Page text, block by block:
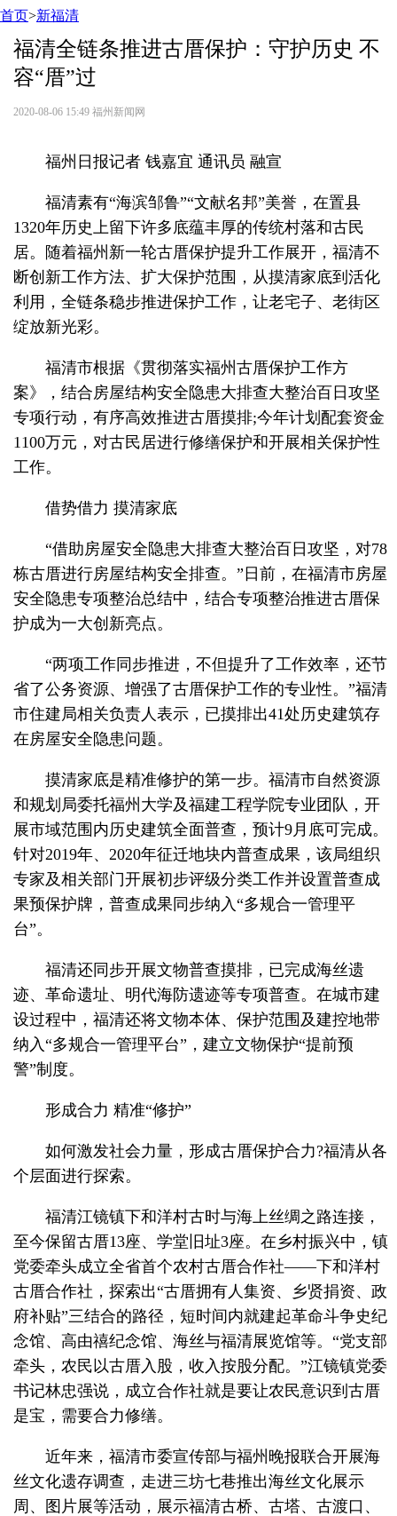
首页>新福清
福清全链条推进古厝保护：守护历史 不
容“厝”过
2020-08-06 15:49 福州新闻网
福州日报记者 钱嘉宜 通讯员 融宣
福清素有“海滨邹鲁”“文献名邦”美誉，在置县
1320年历史上留下许多底蕴丰厚的传统村落和古民
居。随着福州新一轮古厝保护提升工作展开，福清不
断创新工作方法、扩大保护范围，从摸清家底到活化
利用，全链条稳步推进保护工作，让老宅子、老街区
绽放新光彩。
福清市根据《贯彻落实福州古厝保护工作方
案》，结合房屋结构安全隐患大排查大整治百日攻坚
专项行动，有序高效推进古厝摸排;今年计划配套资金
1100万元，对古民居进行修缮保护和开展相关保护性
工作。
借势借力 摸清家底
“借助房屋安全隐患大排查大整治百日攻坚，对78
栋古厝进行房屋结构安全排查。”日前，在福清市房屋
安全隐患专项整治总结中，结合专项整治推进古厝保
护成为一大创新亮点。
“两项工作同步推进，不但提升了工作效率，还节
省了公务资源、增强了古厝保护工作的专业性。”福清
市住建局相关负责人表示，已摸排出41处历史建筑存
在房屋安全隐患问题。
摸清家底是精准修护的第一步。福清市自然资源
和规划局委托福州大学及福建工程学院专业团队，开
展市域范围内历史建筑全面普查，预计9月底可完成。
针对2019年、2020年征迁地块内普查成果，该局组织
专家及相关部门开展初步评级分类工作并设置普查成
果预保护牌，普查成果同步纳入“多规合一管理平
台”。
福清还同步开展文物普查摸排，已完成海丝遗
迹、革命遗址、明代海防遗迹等专项普查。在城市建
设过程中，福清还将文物本体、保护范围及建控地带
纳入“多规合一管理平台”，建立文物保护“提前预
警”制度。
形成合力 精准“修护”
如何激发社会力量，形成古厝保护合力?福清从各
个层面进行探索。
福清江镜镇下和洋村古时与海上丝绸之路连接，
至今保留古厝13座、学堂旧址3座。在乡村振兴中，镇
党委牵头成立全省首个农村古厝合作社——下和洋村
古厝合作社，探索出“古厝拥有人集资、乡贤捐资、政
府补贴”三结合的路径，短时间内就建起革命斗争史纪
念馆、高由禧纪念馆、海丝与福清展览馆等。“党支部
牵头，农民以古厝入股，收入按股分配。”江镜镇党委
书记林忠强说，成立合作社就是要让农民意识到古厝
是宝，需要合力修缮。
近年来，福清市委宣传部与福州晚报联合开展海
丝文化遗存调查，走进三坊七巷推出海丝文化展示
周、图片展等活动，展示福清古桥、古塔、古渡口、